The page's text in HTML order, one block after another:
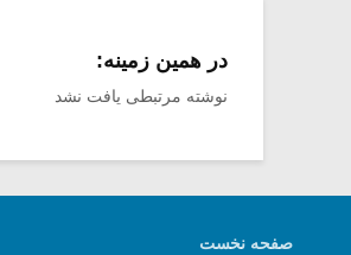
در همین زمینه:
نوشته مرتبطی یافت نشد
صفحه نخست